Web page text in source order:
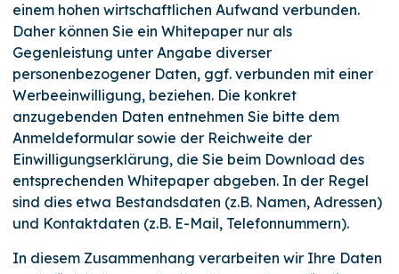
einem hohen wirtschaftlichen Aufwand verbunden.
Daher können Sie ein Whitepaper nur als
Gegenleistung unter Angabe diverser
personenbezogener Daten, ggf. verbunden mit einer
Werbeeinwilligung, beziehen. Die konkret
anzugebenden Daten entnehmen Sie bitte dem
Anmeldeformular sowie der Reichweite der
Einwilligungserklärung, die Sie beim Download des
entsprechenden Whitepaper abgeben. In der Regel
sind dies etwa Bestandsdaten (z.B. Namen, Adressen)
und Kontaktdaten (z.B. E-Mail, Telefonnummern).
In diesem Zusammenhang verarbeiten wir Ihre Daten